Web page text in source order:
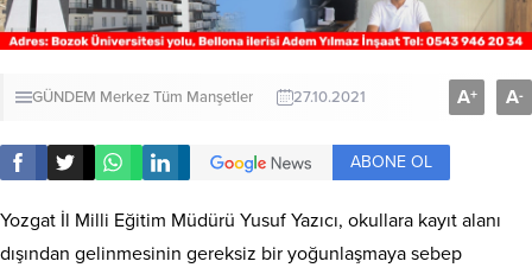
GÜNDEM MerkezTüm Manşetler 27.10.2021 A+ A-
ABONE OL
Yozgat İl Milli Eğitim Müdürü Yusuf Yazıcı, okullara kayıt alanı
dışından gelinmesinin gereksiz bir yoğunlaşmaya sebep